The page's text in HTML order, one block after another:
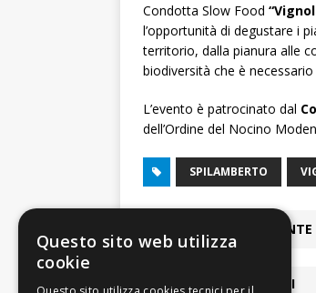
Condotta Slow Food
l’opportunità di degustare i
territorio, dalla pianura alle
biodiversità che è
L’evento è patrocinato dal
dell’Ordine del Nocino
SPILAMBERTO
ARTICOLO PRECEDENTE
ARTICOLI COLLEGATI
Questo sito web utilizza
cookie